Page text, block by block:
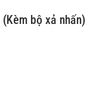
bộ xả nhấn)